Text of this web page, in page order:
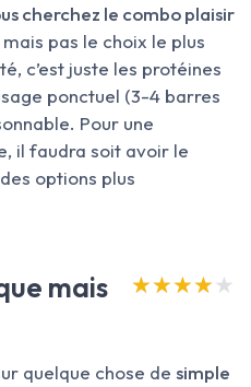
cherchez le combo plaisir
mais pas le choix le plus
c’est juste les protéines
ponctuel (3-4 barres
Pour une
il faudra soit avoir le
options plus
mais
★★★★★
★★★★★
quelque chose de simple